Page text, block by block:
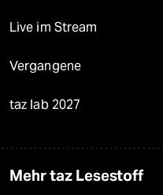
Live im Stream
Vergangene
taz lab 2027
Mehr taz Lesestoff